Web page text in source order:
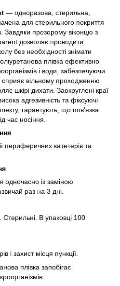
— одноразова, стерильна,
для стерильного покриття
Завдяки прозорому віконцю з
дозволяє проводити
без необхідності знімати
плівка ефективно
і води, забезпечуючи
сприяє вільному проходженню
шкірі дихати. Заокруглені краї
адгезивність та фіксуючі
гарантують, що пов'язка
час носіння.
периферичних катетерів та
одночасно із заміною
раз на 3 дні.
В упаковці 100
і захист місця пункції.
плівка запобігає